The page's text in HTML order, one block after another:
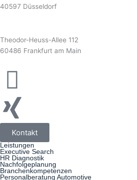
40597 Düsseldorf
Theodor-Heuss-Allee 112
60486 Frankfurt am Main
Kontakt
Leistungen
Executive Search
HR Diagnostik
Nachfolgeplanung
Branchenkompetenzen
Personalberatung Automotive